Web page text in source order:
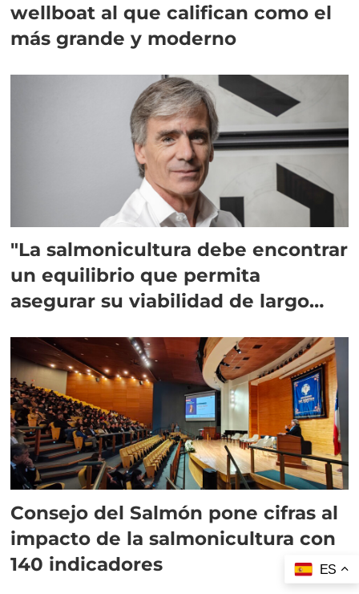
wellboat al que califican como el
más grande y moderno
"La salmonicultura debe encontrar
un equilibrio que permita
asegurar su viabilidad de largo
Consejo del Salmón pone cifras al
impacto de la salmonicultura con
140 indicadores
ES